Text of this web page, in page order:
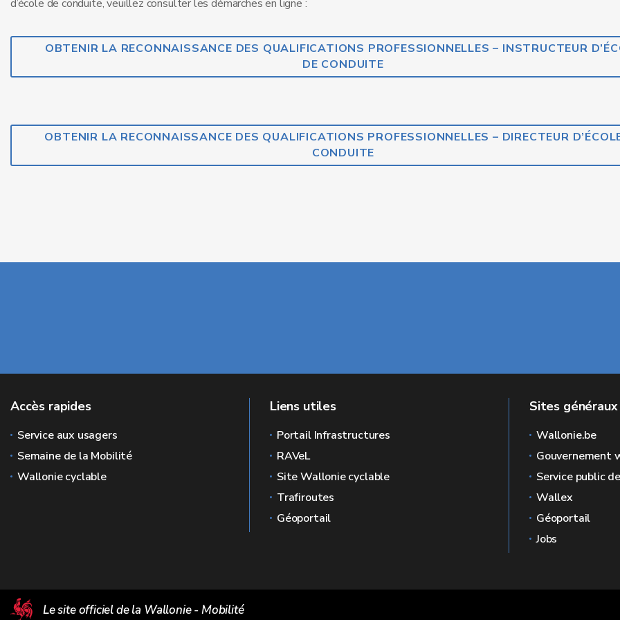
d’école de conduite, veuillez consulter les démarches en ligne :
OBTENIR LA RECONNAISSANCE DES QUALIFICATIONS PROFESSIONNELLES – INSTRUCTEUR
DE CONDUITE
OBTENIR LA RECONNAISSANCE DES QUALIFICATIONS PROFESSIONNELLES – DIRECTEUR
CONDUITE
Accès rapides
Service aux usagers
Semaine de la Mobilité
Wallonie cyclable
Liens utiles
Portail Infrastructures
RAVeL
Site Wallonie cyclable
Trafiroutes
Géoportail
Sites
Wallonie.be
Gouvernement
Service public
Wallex
Géoportail
Jobs
Le site officiel de la Wallonie - Mobilité